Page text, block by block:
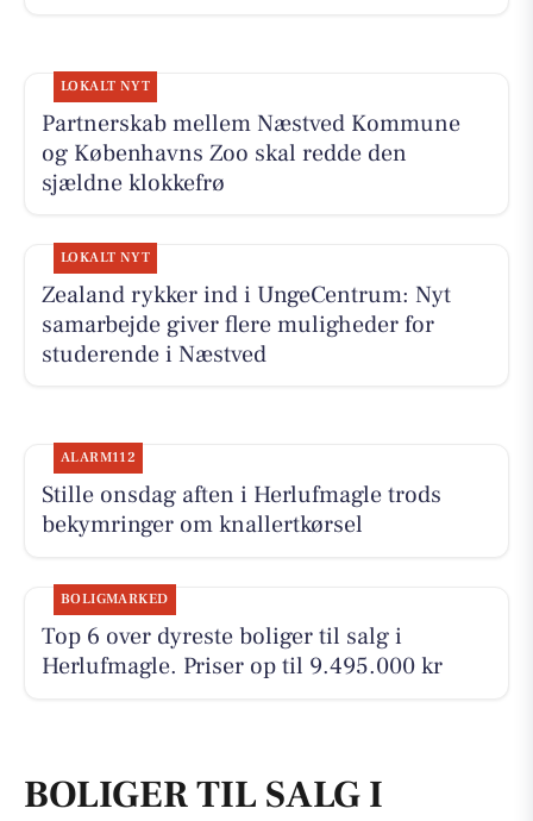
LOKALT NYT
Partnerskab mellem Næstved Kommune
og Københavns Zoo skal redde den
sjældne klokkefrø
LOKALT NYT
Zealand rykker ind i UngeCentrum: Nyt
samarbejde giver flere muligheder for
studerende i Næstved
ALARM112
Stille onsdag aften i Herlufmagle trods
bekymringer om knallertkørsel
BOLIGMARKED
Top 6 over dyreste boliger til salg i
Herlufmagle. Priser op til 9.495.000 kr
BOLIGER TIL SALG I